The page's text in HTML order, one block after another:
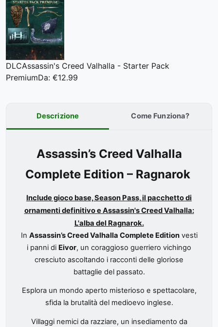
DLCAssassin's Creed Valhalla - Starter Pack
PremiumDa: €12.99
Descrizione Come Funziona?
Assassin’s Creed Valhalla
Complete Edition – Ragnarok
Include gioco base, Season Pass, il pacchetto di
ornamenti definitivo e Assassin's Creed Valhalla:
L'alba del Ragnarok.
In Assassin’s Creed Valhalla Complete Editionvesti
i panni di Eivor, un coraggioso guerriero vichingo
cresciuto ascoltando i racconti delle gloriose
battaglie del passato.
Esplora un mondo aperto misterioso e spettacolare,
sfida la brutalità del medioevo inglese.
Villaggi nemici da razziare, un insediamento da